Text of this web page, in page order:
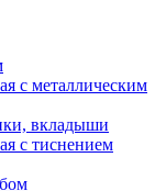
с металлическим
вкладыши
с тиснением